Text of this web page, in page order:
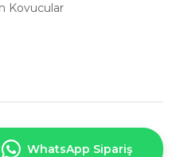
Kovucular
WhatsApp Sipariş